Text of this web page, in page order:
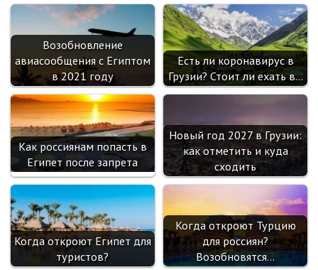
Возобновление
авиасообщения с Египтом
в 2021 году
Есть ли коронавирус в
Грузии? Стоит ли ехать в…
Как россиянам попасть в
Египет после запрета
Новый год 2027 в Грузии:
как отметить и куда
сходить
Когда откроют Египет для
туристов?
Когда откроют Турцию
для россиян?
Возобновятся…